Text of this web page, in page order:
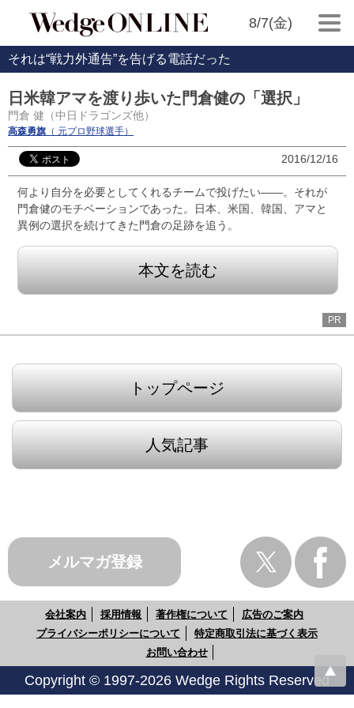
8/7(金)
それは“戦力外通告”を告げる電話だった
日米韓アマを渡り歩いた門倉健の「選択」
門倉 健（中日ドラゴンズ他）
高森勇旗 （ 元プロ野球選手）
2016/12/16
何より自分を必要としてくれるチームで投げたい――。それが
門倉健のモチベーションであった。日本、米国、韓国、アマと
異例の選択を続けてきた門倉の足跡を追う。
本文を読む
PR
トップページ
人気記事
メルマガ登録
会社案内 採用情報 著作権について
広告のご案内
プライバシーポリシーについて
特定商取引法に基づく表示
お問い合わせ
Copyright © 1997-2026 Wedge Rights Reserved